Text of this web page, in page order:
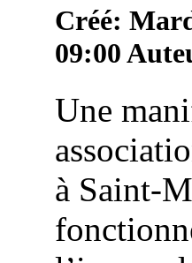
Créé:
09:00
Une
à Saint-